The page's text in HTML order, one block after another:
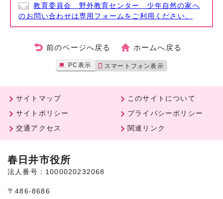
教育委員会 野外教育センター 少年自然の家へ
のお問い合わせは専用フォームをご利用ください。
前のページへ戻る ホームへ戻る
PC表示 スマートフォン表示
サイトマップ
このサイトについて
サイトポリシー
プライバシーポリシー
交通アクセス
関連リンク
春日井市役所
法人番号：1000020232068
〒486-8686